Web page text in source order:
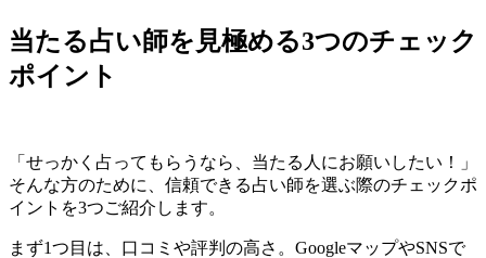
当たる占い師を見極める3つのチェック
ポイント
「せっかく占ってもらうなら、当たる人にお願いしたい！」
そんな方のために、信頼できる占い師を選ぶ際のチェックポ
イントを3つご紹介します。
まず1つ目は、口コミや評判の高さ。GoogleマップやSNSで